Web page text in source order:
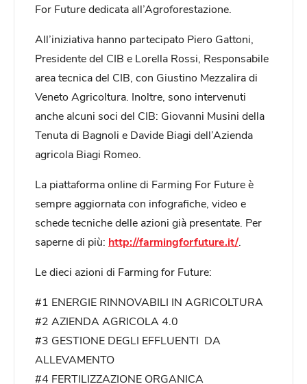
For Future dedicata all’Agroforestazione.
All’iniziativa hanno partecipato Piero Gattoni,
Presidente del CIB e Lorella Rossi, Responsabile
area tecnica del CIB, con Giustino Mezzalira di
Veneto Agricoltura. Inoltre, sono intervenuti
anche alcuni soci del CIB: Giovanni Musini della
Tenuta di Bagnoli e Davide Biagi dell’Azienda
agricola Biagi Romeo.
La piattaforma online di Farming For Future è
sempre aggiornata con infografiche, video e
schede tecniche delle azioni già presentate. Per
saperne di più: http://farmingforfuture.it/.
Le dieci azioni di Farming for Future:
#1 ENERGIE RINNOVABILI IN AGRICOLTURA
#2 AZIENDA AGRICOLA 4.0
#3 GESTIONE DEGLI EFFLUENTI DA
ALLEVAMENTO
#4 FERTILIZZAZIONE ORGANICA